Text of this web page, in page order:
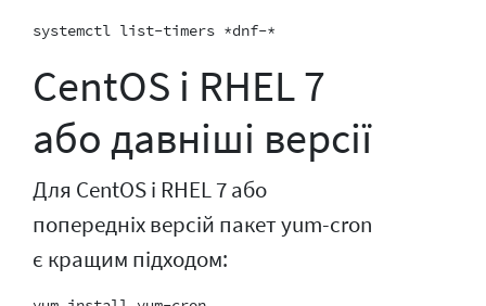
CentOS і RHEL 7
або давніші версії
Для CentOS і RHEL 7 або
попередніх версій пакет yum-cron
є кращим підходом: